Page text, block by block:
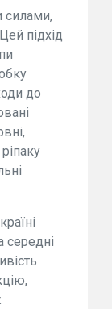
силами,
підхід
до
середні